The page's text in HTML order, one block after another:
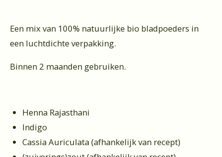
Een mix van 100% natuurlijke bio bladpoeders in
een luchtdichte verpakking.
Binnen 2 maanden gebruiken.
Henna Rajasthani
Indigo
Cassia Auriculata (afhankelijk van recept)